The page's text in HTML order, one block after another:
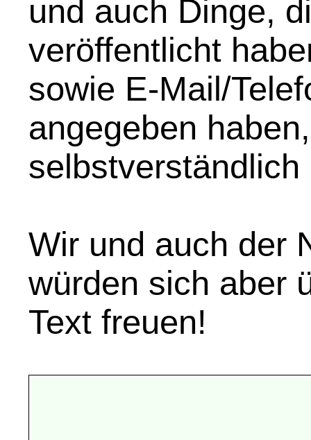
und auch Dinge,
veröffentlicht
sowie E-Mail/
angegeben
Wir und auch der
würden sich aber
Text freuen!